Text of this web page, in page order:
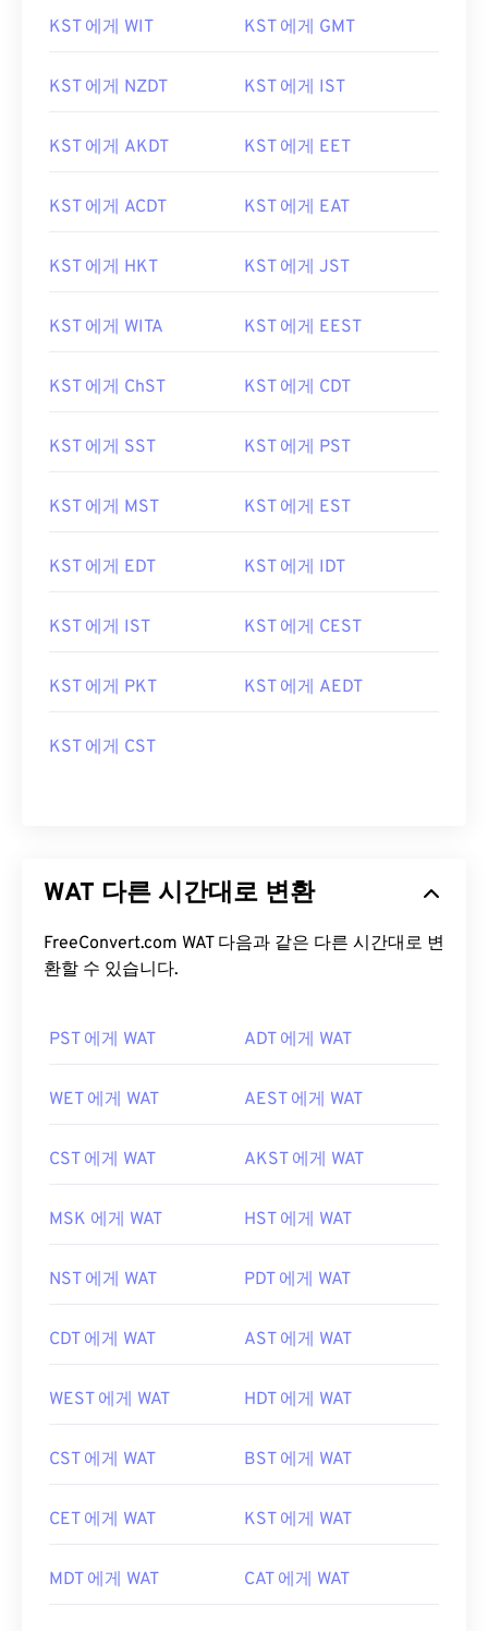
KST 에게 WIT KST 에게 GMT
KST 에게 NZDT KST 에게 IST
KST 에게 AKDT KST 에게 EET
KST 에게 ACDT KST 에게 EAT
KST 에게 HKT KST 에게 JST
KST 에게 WITA KST 에게 EEST
KST 에게 ChST KST 에게 CDT
KST 에게 SST KST 에게 PST
KST 에게 MST KST 에게 EST
KST 에게 EDT KST 에게 IDT
KST 에게 IST KST 에게 CEST
KST 에게 PKT KST 에게 AEDT
KST 에게 CST
WAT 다른 시간대로 변환
FreeConvert.com WAT 다음과 같은 다른 시간대로 변
환할 수 있습니다.
PST 에게 WAT ADT 에게 WAT
WET 에게 WAT AEST 에게 WAT
CST 에게 WAT AKST 에게 WAT
MSK 에게 WAT HST 에게 WAT
NST 에게 WAT PDT 에게 WAT
CDT 에게 WAT AST 에게 WAT
WEST 에게 WAT HDT 에게 WAT
CST 에게 WAT BST 에게 WAT
CET 에게 WAT KST 에게 WAT
MDT 에게 WAT CAT 에게 WAT